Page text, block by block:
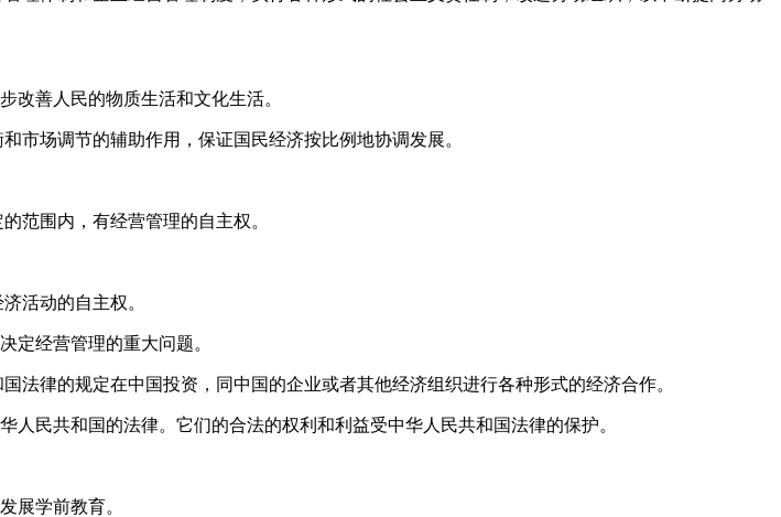
善人民的物质生活和文化生活。
场调节的辅助作用，保证国民经济按比例地协调发展。
围内，有经营管理的自主权。
活动的自主权。
经营管理的重大问题。
律的规定在中国投资，同中国的企业或者其他经济组织进行各种形式的经济合作。
民共和国的法律。它们的合法的权利和利益受中华人民共和国法律的保护。
展学前教育。